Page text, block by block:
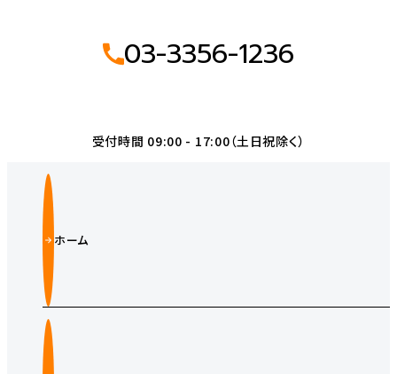
03-3356-1236
受付時間 09:00 - 17:00（土日祝除く）
ホーム